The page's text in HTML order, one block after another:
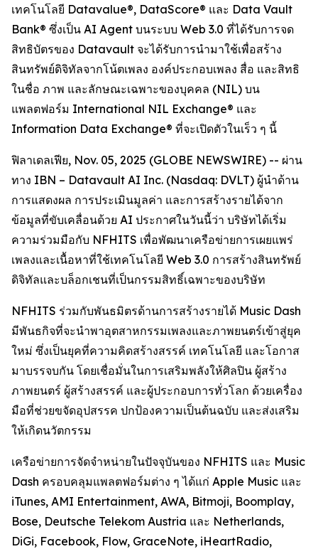
เทคโนโลยี Datavalue®, DataScore® และ Data Vault
Bank® ซึ่งเป็น AI Agent บนระบบ Web 3.0 ที่ได้รับการจด
สิทธิบัตรของ Datavault จะได้รับการนำมาใช้เพื่อสร้าง
สินทรัพย์ดิจิทัลจากโน้ตเพลง องค์ประกอบเพลง สื่อ และสิทธิ
ในชื่อ ภาพ และลักษณะเฉพาะของบุคคล (NIL) บน
แพลตฟอร์ม International NIL Exchange® และ
Information Data Exchange® ที่จะเปิดตัวในเร็ว ๆ นี้
ฟิลาเดลเฟีย, Nov. 05, 2025 (GLOBE NEWSWIRE) -- ผ่าน
ทาง IBN – Datavault AI Inc. (Nasdaq: DVLT) ผู้นำด้าน
การแสดงผล การประเมินมูลค่า และการสร้างรายได้จาก
ข้อมูลที่ขับเคลื่อนด้วย AI ประกาศในวันนี้ว่า บริษัทได้เริ่ม
ความร่วมมือกับ NFHITS เพื่อพัฒนาเครือข่ายการเผยแพร่
เพลงและเนื้อหาที่ใช้เทคโนโลยี Web 3.0 การสร้างสินทรัพย์
ดิจิทัลและบล็อกเชนที่เป็นกรรมสิทธิ์เฉพาะของบริษัท
NFHITS ร่วมกับพันธมิตรด้านการสร้างรายได้ Music Dash
มีพันธกิจที่จะนำพาอุตสาหกรรมเพลงและภาพยนตร์เข้าสู่ยุค
ใหม่ ซึ่งเป็นยุคที่ความคิดสร้างสรรค์ เทคโนโลยี และโอกาส
มาบรรจบกัน โดยเชื่อมั่นในการเสริมพลังให้ศิลปิน ผู้สร้าง
ภาพยนตร์ ผู้สร้างสรรค์ และผู้ประกอบการทั่วโลก ด้วยเครื่อง
มือที่ช่วยขจัดอุปสรรค ปกป้องความเป็นต้นฉบับ และส่งเสริม
ให้เกิดนวัตกรรม
เครือข่ายการจัดจำหน่ายในปัจจุบันของ NFHITS และ Music
Dash ครอบคลุมแพลตฟอร์มต่าง ๆ ได้แก่ Apple Music และ
iTunes, AMI Entertainment, AWA, Bitmoji, Boomplay,
Bose, Deutsche Telekom Austria และ Netherlands,
DiGi, Facebook, Flow, GraceNote, iHeartRadio,